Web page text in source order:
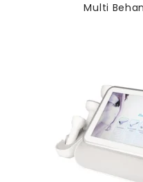
Multi